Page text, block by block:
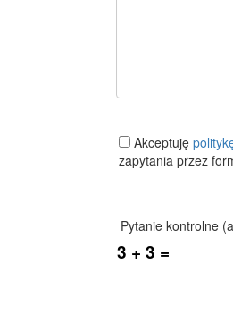
Akceptuję
zapytania przez
Pytanie kontrolne
3 + 3 =